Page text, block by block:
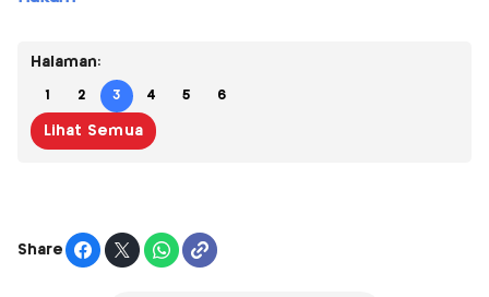
Halaman:
1 2 3 4 5 6
Lihat Semua
Share